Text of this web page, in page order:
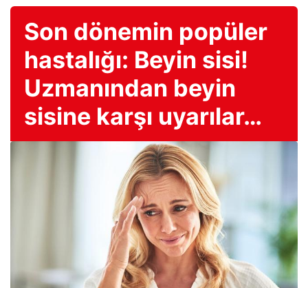
Son dönemin popüler
hastalığı: Beyin sisi!
Uzmanından beyin
sisine karşı uyarılar…